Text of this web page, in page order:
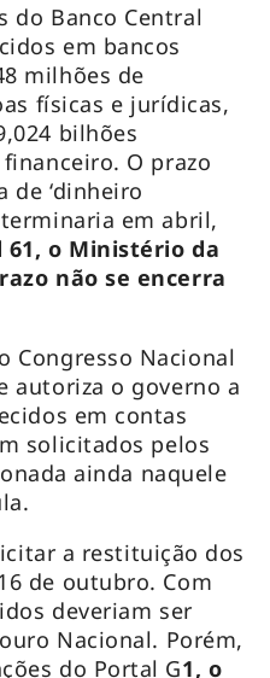
do Banco Central
em bancos
milhões de
físicas e jurídicas,
bilhões
O prazo
de ‘dinheiro
terminaria em abril,
o Ministério da
não se encerra
Congresso Nacional
autoriza o governo a
em contas
solicitados pelos
ainda naquele
a restituição dos
de outubro. Com
deveriam ser
Nacional. Porém,
do Portal G1, o